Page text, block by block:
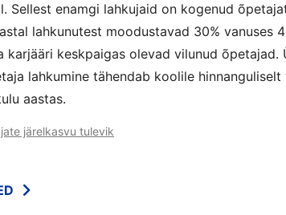
Sellest enamgi lahkujaid on kogenud
lahkunutest moodustavad 30% vanuses
karjääri keskpaigas olevad vilunud õpetajad.
lahkumine tähendab koolile hinnanguliselt
aastas.
järelkasvu tulevik